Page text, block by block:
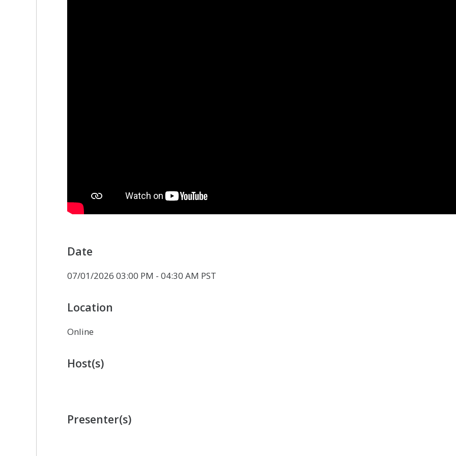
Date
07/01/2026 03:00 PM - 04:30 AM PST
Location
Online
Host(s)
Presenter(s)